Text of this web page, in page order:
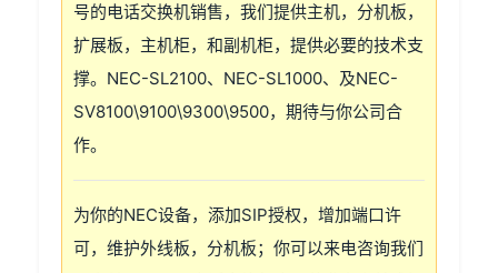
号的电话交换机销售，我们提供主机，分机板，
扩展板，主机柜，和副机柜，提供必要的技术支
撑。NEC-SL2100、NEC-SL1000、及NEC-
SV8100\9100\9300\9500，期待与你公司合
作。
为你的NEC设备，添加SIP授权，增加端口许
可，维护外线板，分机板；你可以来电咨询我们